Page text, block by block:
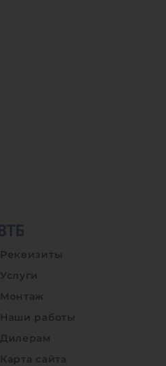
Реквизиты
Услуги
Монтаж
Наши работы
Дилерам
Карта сайта